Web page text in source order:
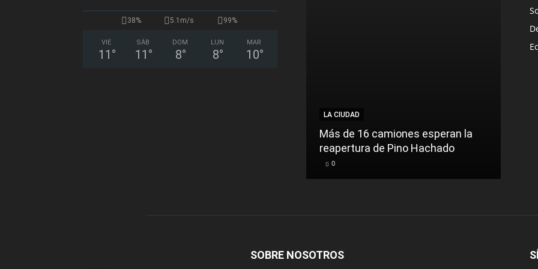
38% 5.1m/s 99%
VIE
11 °
SÁB
11 °
DOM
8°
LUN
8°
MAR
10°
LA CIUDAD
Más de 16 camiones esperan la
reapertura de Pino Hachado
0
SOBRE NOSOTROS